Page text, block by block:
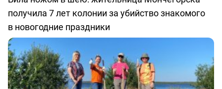
получила 7 лет колонии за убийство знакомого
в новогодние праздники